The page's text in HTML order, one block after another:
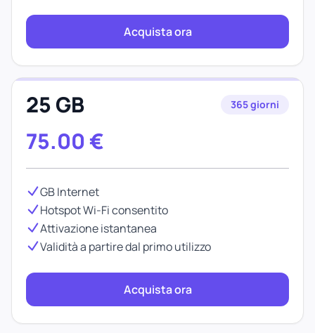
Acquista ora
25 GB 365 giorni
75.00 €
GB Internet
Hotspot Wi-Fi consentito
Attivazione istantanea
Validità a partire dal primo utilizzo
Acquista ora